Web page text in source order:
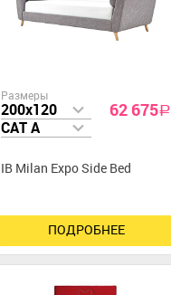
Размеры
200x120
CAT A
62 675a
IB Milan Expo Side Bed
ПОДРОБНЕЕ